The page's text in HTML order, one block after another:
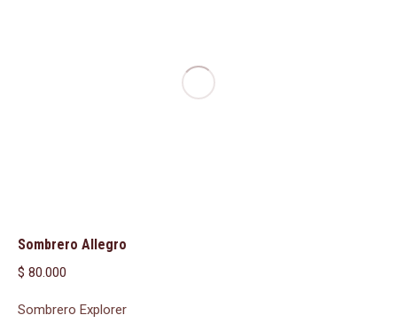
Sombrero Allegro
$ 80.000
Sombrero Explorer